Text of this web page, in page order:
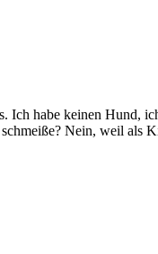
Ich habe keinen Hund,
Nein, weil